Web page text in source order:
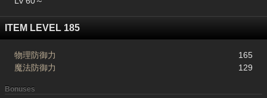
ITEM LEVEL 185
物理防御力
165
魔法防御力
129
Bonuses